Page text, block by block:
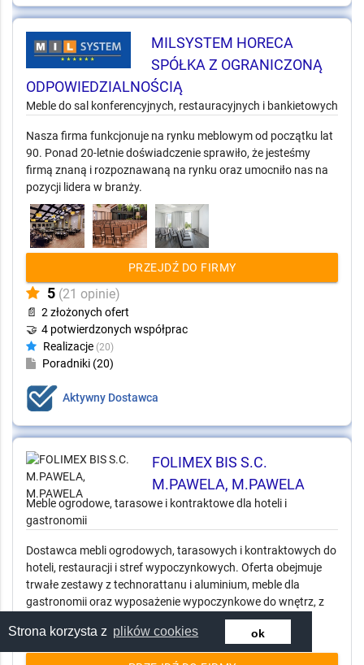
Strona korzysta z plików cookies ok
MILSYSTEM HORECA
SPÓŁKA Z OGRANICZONĄ
ODPOWIEDZIALNOŚCIĄ
Nasza firma funkcjonuje na rynku meblowym od początku lat
90. Ponad 20-letnie doświadczenie sprawiło, że jesteśmy
firmą znaną i rozpoznawaną na rynku oraz umocniło nas na
pozycji lidera w branży.
PRZEJDŹ DO FIRMY
5(21 opinie)
📄 2 złożonych ofert
🤝 4 potwierdzonych współprac
Realizacje(20)
FOLIMEX BIS S.C. M.PAWELA, M.PAWELA
Meble ogrodowe, tarasowe i kontraktowe dla hoteli i
gastronomii
hoteli, restauracji i stref wypoczynkowych. Oferta obejmuje
trwałe zestawy z technorattanu i aluminium, meble dla
gastronomii oraz wyposażenie wypoczynkowe do wnętrz, z
myślą o intensywnym użytkowaniu i spójnej aranżacji.
PRZEJDŹ DO FIRMY